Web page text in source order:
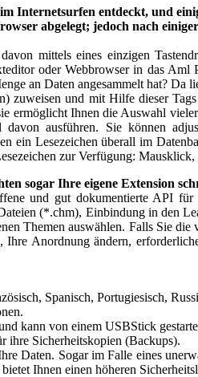
Internetsurfen entdeckt, und
abgelegt; jedoch nach
mittels eines einzigen
oder Webbrowser in das Aml
an Daten angesammelt hat? Da
zuweisen und mit Hilfe dieser
ermöglicht Ihnen die Auswahl
ausführen. Sie können
ein Lesezeichen überall im
zur Verfügung:
sogar Ihre eigene Extension
und gut dokumentierte API
(*.chm), Einbindung in den
Themen auswählen. Falls Sie
Anordnung ändern,
Spanisch, Portugiesisch,
kann von einem USBStick
ihre Sicherheitskopien (Backups).
Daten. Sogar im Falle eines
Ihnen einen höheren